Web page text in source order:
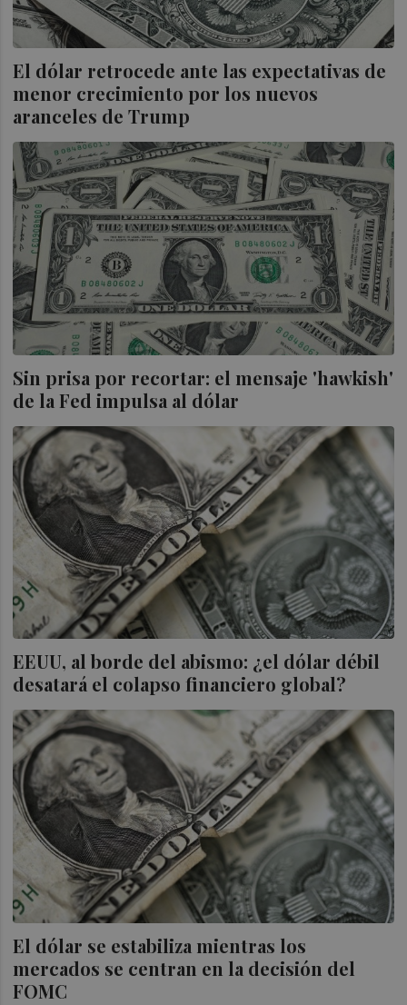
El dólar retrocede ante las expectativas de
menor crecimiento por los nuevos
aranceles de Trump
Sin prisa por recortar: el mensaje 'hawkish'
de la Fed impulsa al dólar
EEUU, al borde del abismo: ¿el dólar débil
desatará el colapso financiero global?
El dólar se estabiliza mientras los
mercados se centran en la decisión del
FOMC